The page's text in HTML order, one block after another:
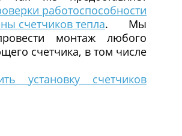
работоспособности
счетчиков тепла. Мы
монтаж любого
счетчика, в том числе
установку счетчиков